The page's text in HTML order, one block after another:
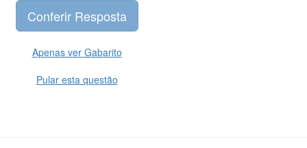
Apenas ver Gabarito
Pular esta questão